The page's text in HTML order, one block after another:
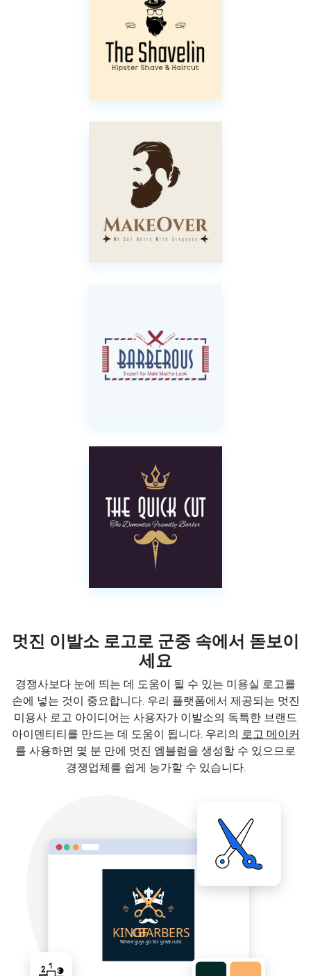
멋진 이발소 로고로 군중 속에서 돋보이
세요
경쟁사보다 눈에 띄는 데 도움이 될 수 있는 미용실 로고를
손에 넣는 것이 중요합니다. 우리 플랫폼에서 제공되는 멋진
미용사 로고 아이디어는 사용자가 이발소의 독특한 브랜드
아이덴티티를 만드는 데 도움이 됩니다. 우리의 로고 메이커
를 사용하면 몇 분 만에 멋진 엠블럼을 생성할 수 있으므로
경쟁업체를 쉽게 능가할 수 있습니다.